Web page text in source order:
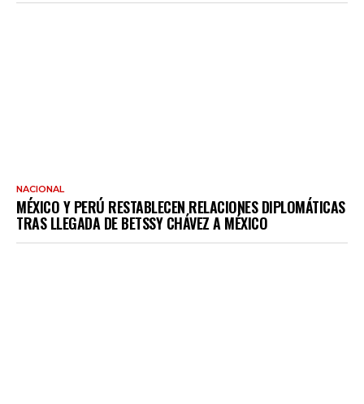
NACIONAL
MÉXICO Y PERÚ RESTABLECEN RELACIONES DIPLOMÁTICAS
TRAS LLEGADA DE BETSSY CHÁVEZ A MÉXICO